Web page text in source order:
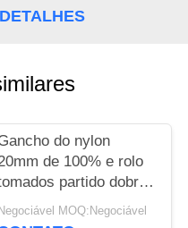
do nylon
de 100% e rolo
partido dobro
laço
Negociável MOQ:Negociável